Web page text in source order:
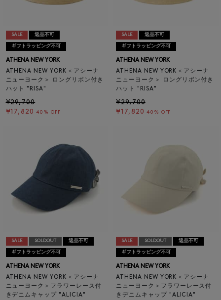
SALE 返品不可
ギフトラッピング不可
ATHENA NEW YORK
ATHENA NEW YORK＜アシーナ
ニューヨーク＞ ロングリボン付き
ハット "RISA"
¥29,700
¥17,820 40% OFF
SALE 返品不可
ギフトラッピング不可
ATHENA NEW YORK
ATHENA NEW YORK＜アシーナ
ニューヨーク＞ ロングリボン付き
ハット "RISA"
¥29,700
¥17,820 40% OFF
SALE SOLDOUT 返品不可
ギフトラッピング不可
ATHENA NEW YORK
ATHENA NEW YORK＜アシーナ
ニューヨーク＞フラワーレース付
きデニムキャップ "ALICIA"
SALE SOLDOUT 返品不可
ギフトラッピング不可
ATHENA NEW YORK
ATHENA NEW YORK＜アシーナ
ニューヨーク＞フラワーレース付
きデニムキャップ "ALICIA"